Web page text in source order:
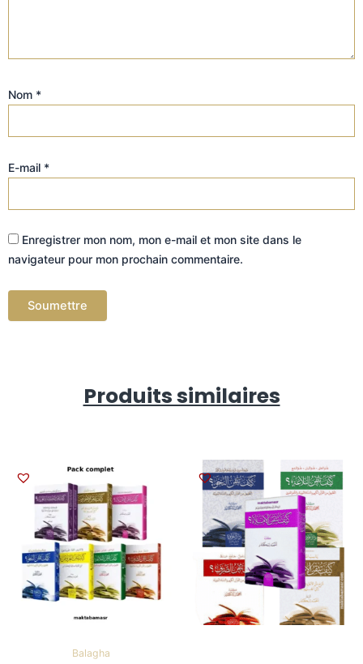
Nom *
E-mail *
Enregistrer mon nom, mon e-mail et mon site dans le
navigateur pour mon prochain commentaire.
Produits similaires
Balagha